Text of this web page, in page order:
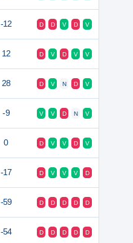
-12 D D V D V
12 D V D V V
28 D V N D V
-9 V V D N V
0 D V V D V
-17 D V V V D
-59 D D D D D
-54 D D D D D